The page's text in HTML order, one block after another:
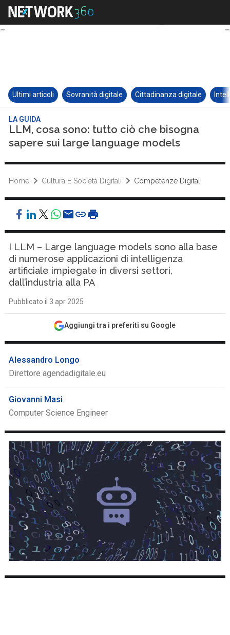
Ultimi articoli Sovranità digitale Cittadinanza digitale
LA GUIDA
LLM, cosa sono: tutto ciò che bisogna
sapere sui large language models
Home Cultura E Società Digitali Competenze Digitali
I LLM – Large language models sono alla base
di numerose applicazioni di intelligenza
artificiale impiegate in diversi settori,
dall’industria alla PA
Pubblicato il 3 apr 2025
Aggiungi tra i preferiti su Google
Alessandro Longo
Direttore agendadigitale.eu
Giovanni Masi
Computer Science Engineer